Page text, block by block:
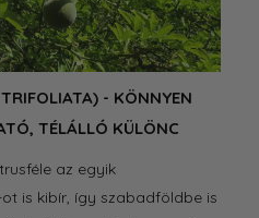
- KÖNNYEN
TÉLÁLLÓ KÜLÖNC
az egyik
is kibír, így szabadföldbe is